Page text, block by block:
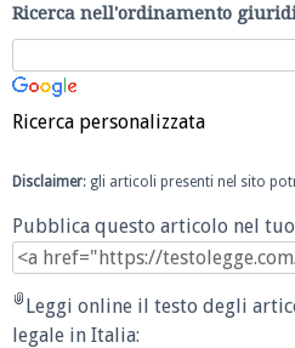
Ricerca nell'ordinamento
Ricerca personalizzata
Disclaimer: gli articoli presenti nel sito
Pubblica questo articolo nel
Leggi online il testo degli
legale in Italia: